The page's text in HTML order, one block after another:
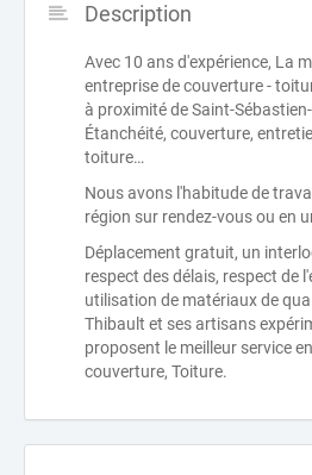
Description
Avec 10 ans d'expérience, La
entreprise de couverture -
à proximité de Saint-
Étanchéité, couverture,
toiture…
Nous avons l'habitude de
région sur rendez-vous ou en
Déplacement gratuit, un
respect des délais, respect de
utilisation de matériaux de
Thibault et ses artisans
proposent le meilleur service
couverture, Toiture.